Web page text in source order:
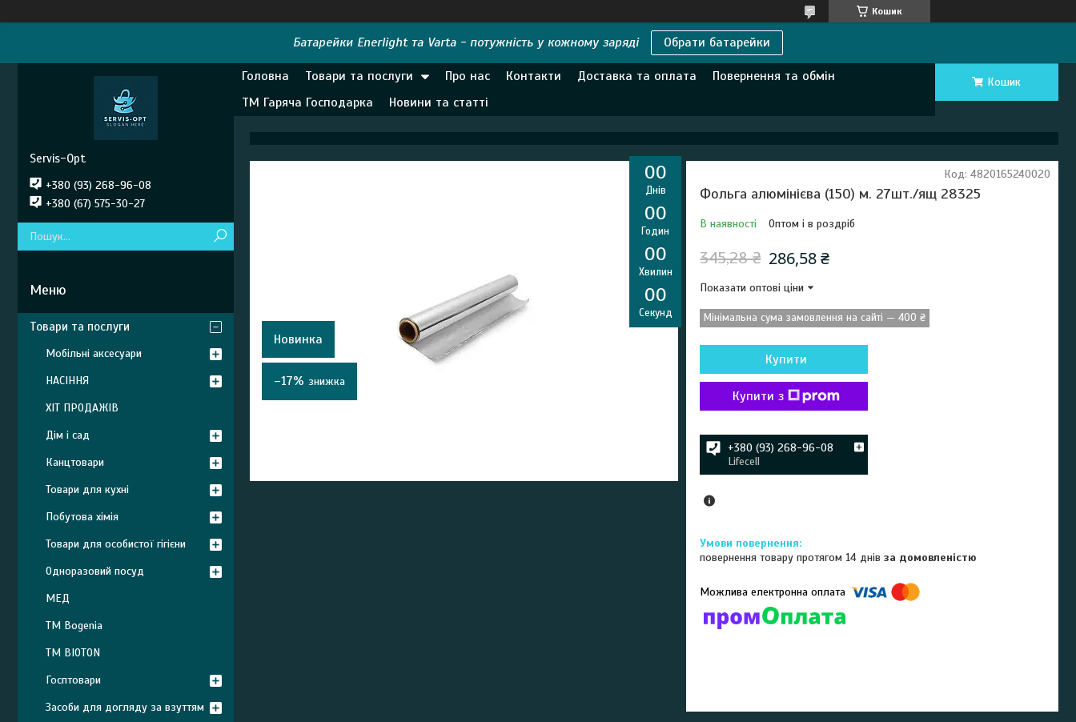
Кошик
Батарейки Enerlight та Varta - потужність у кожному заряді Обрати батарейки
Головна Товари та послуги Про нас Контакти Доставка та оплата
Повернення та обмін
ТМ Гаряча Господарка
Новини та статті
Кошик
00
Днів
00
Годин
00
Хвилин
00
Секунд
Новинка
–17%
Фольга алюмінієва (150) м. 27шт./ящ 28325
В наявності Оптом і в роздріб
Код: 4820165240020
345,28 ₴ 286,58 ₴
Показати оптові ціни
Мінімальна сума замовлення на сайті — 400 ₴
Купити
Купити з
+380 (93) 268-96-08
Lifecell
повернення товару протягом 14 днівза домовленістю
Servis-Opt
+380 (93) 268-96-08
+380 (67) 575-30-27
Товари та послуги
Мобільні аксесуари
НАСІННЯ
ХІТ ПРОДАЖІВ
Дім і сад
Канцтовари
Товари для кухні
Побутова хімія
Товари для особистої гігієни
Одноразовий посуд
МЕД
ТМ Bogenia
ТМ BIOTON
Госптовари
Засоби для догляду за взуттям